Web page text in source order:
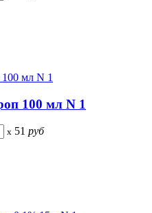
100 мл N 1
x 51 руб